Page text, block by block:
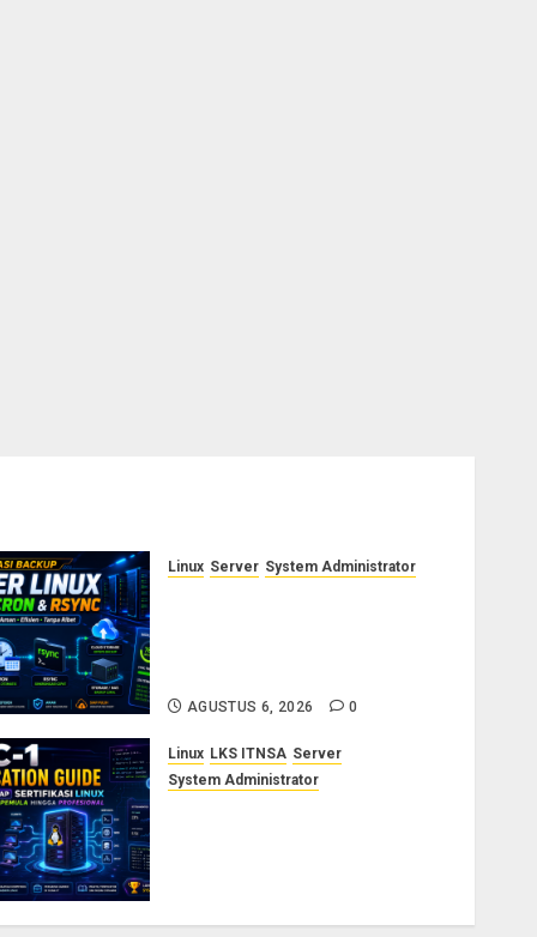
Linux Server System Administrator
AGUSTUS 6, 2026 0
Linux LKS ITNSA Server
System Administrator